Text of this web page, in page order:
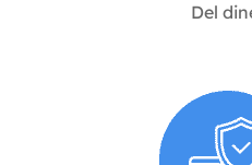
Del